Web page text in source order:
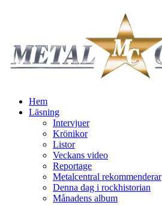
Hem
Läsning
Intervjuer
Krönikor
Listor
Veckans video
Reportage
Metalcentral rekommenderar
Denna dag i rockhistorian
Månadens album